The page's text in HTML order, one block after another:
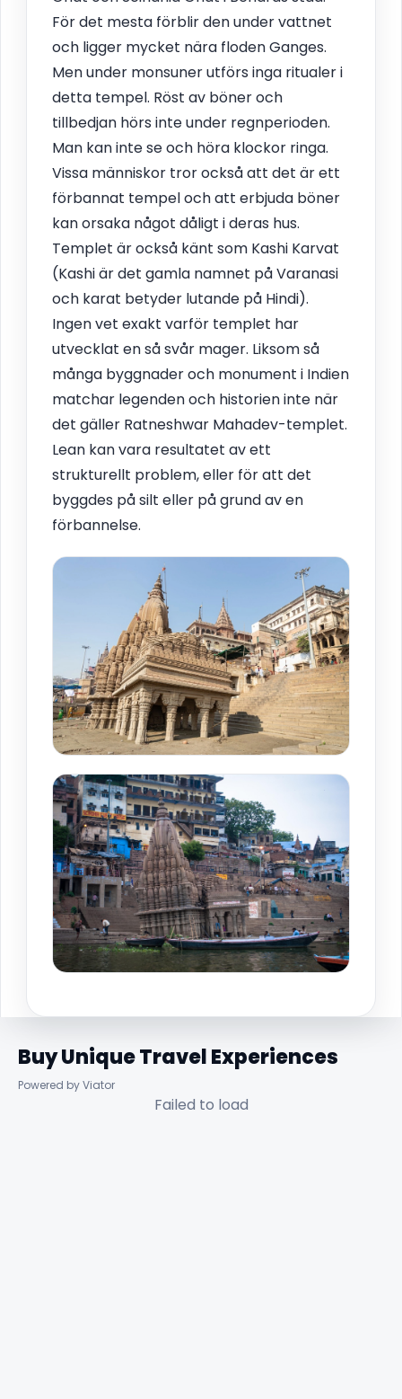
För det mesta förblir den under vattnet
och ligger mycket nära floden Ganges.
Men under monsuner utförs inga ritualer i
detta tempel. Röst av böner och
tillbedjan hörs inte under regnperioden.
Man kan inte se och höra klockor ringa.
Vissa människor tror också att det är ett
förbannat tempel och att erbjuda böner
kan orsaka något dåligt i deras hus.
Templet är också känt som Kashi Karvat
(Kashi är det gamla namnet på Varanasi
och karat betyder lutande på Hindi).
Ingen vet exakt varför templet har
utvecklat en så svår mager. Liksom så
många byggnader och monument i Indien
matchar legenden och historien inte när
det gäller Ratneshwar Mahadev-templet.
Lean kan vara resultatet av ett
strukturellt problem, eller för att det
byggdes på silt eller på grund av en
förbannelse.
Buy Unique Travel Experiences
Powered by Viator
Failed to load